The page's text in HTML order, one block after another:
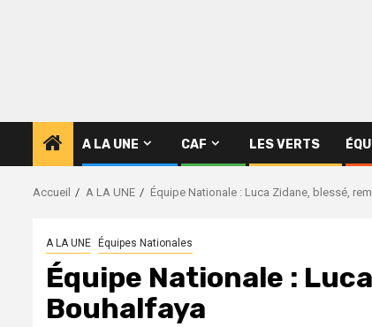
A LA UNE CAF LES VERTS
Accueil A LA UNE Équipe Nationale : Luca Zidane, blessé,
A LA UNE Équipes Nationales
Équipe Nationale :
Bouhalfaya